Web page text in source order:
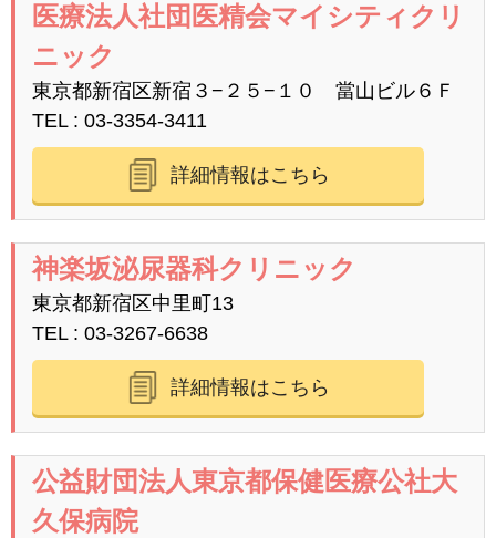
医療法人社団医精会マイシティクリ
ニック
東京都新宿区新宿３−２５−１０ 當山ビル６Ｆ
TEL
03-3354-3411
詳細情報はこちら
神楽坂泌尿器科クリニック
東京都新宿区中里町13
TEL
03-3267-6638
詳細情報はこちら
公益財団法人東京都保健医療公社大
久保病院